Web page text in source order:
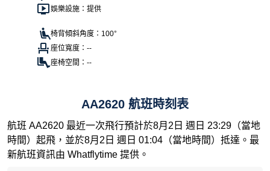
娛樂設施：提供
椅背傾斜角度：100°
座位寬度：--
座椅空間：--
AA2620 航班時刻表
航班 AA2620 最近一次飛行預計於8月2日 週日 23:29（當地
時間）起飛，並於8月2日 週日 01:04（當地時間）抵達。最
新航班資訊由 Whatflytime 提供。